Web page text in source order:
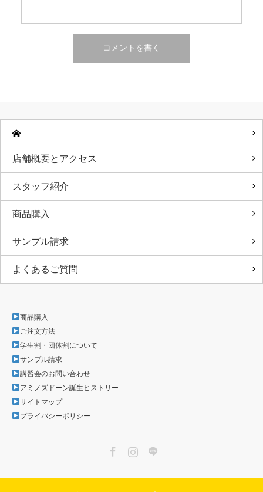
店舗概要とアクセス
スタッフ紹介
商品購入
サンプル請求
よくあるご質問
商品購入
ご注文方法
学生割・団体割について
サンプル請求
講習会のお問い合わせ
アミノズドーン誕生ヒストリー
サイトマップ
プライバシーポリシー